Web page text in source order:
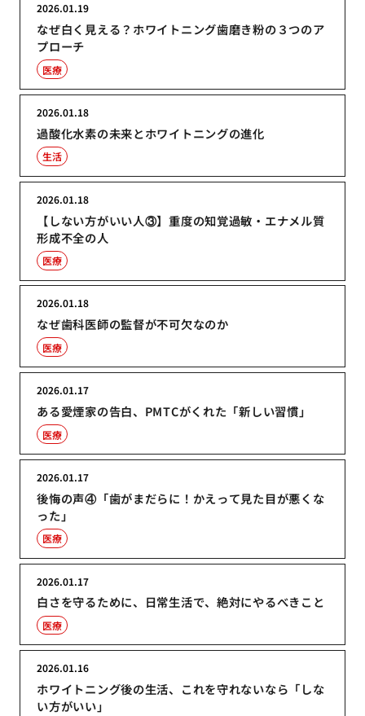
なぜ白く見える？ホワイトニング歯磨き粉の３つのア
プローチ
2026.01.19
医療
過酸化水素の未来とホワイトニングの進化
2026.01.18
生活
【しない方がいい人③】重度の知覚過敏・エナメル質
形成不全の人
2026.01.18
医療
なぜ歯科医師の監督が不可欠なのか
2026.01.18
医療
ある愛煙家の告白、PMTCがくれた「新しい習慣」
2026.01.17
医療
後悔の声④「歯がまだらに！かえって見た目が悪くな
った」
2026.01.17
医療
白さを守るために、日常生活で、絶対にやるべきこと
2026.01.17
医療
ホワイトニング後の生活、これを守れないなら「しな
い方がいい」
2026.01.16